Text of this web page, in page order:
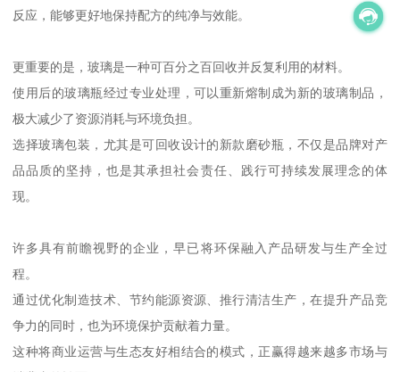
反应，能够更好地保持配方的纯净与效能。
更重要的是，玻璃是一种可百分之百回收并反复利用的材料。
使用后的玻璃瓶经过专业处理，可以重新熔制成为新的玻璃制品，
极大减少了资源消耗与环境负担。
选择玻璃包装，尤其是可回收设计的新款磨砂瓶，不仅是品牌对产
品品质的坚持，也是其承担社会责任、践行可持续发展理念的体
现。
许多具有前瞻视野的企业，早已将环保融入产品研发与生产全过
程。
通过优化制造技术、节约能源资源、推行清洁生产，在提升产品竞
争力的同时，也为环境保护贡献着力量。
这种将商业运营与生态友好相结合的模式，正赢得越来越多市场与